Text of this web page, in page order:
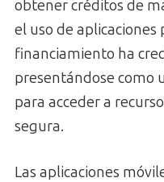
obtener créditos de
el uso de aplicaciones
financiamiento ha
presentándose como
para acceder a
segura.
Las aplicaciones